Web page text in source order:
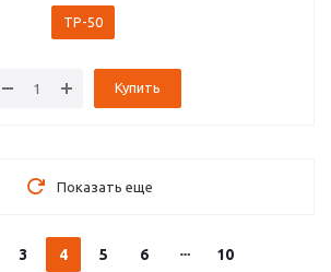
ТР-50
Купить
Показать еще
3 4 5 6 10